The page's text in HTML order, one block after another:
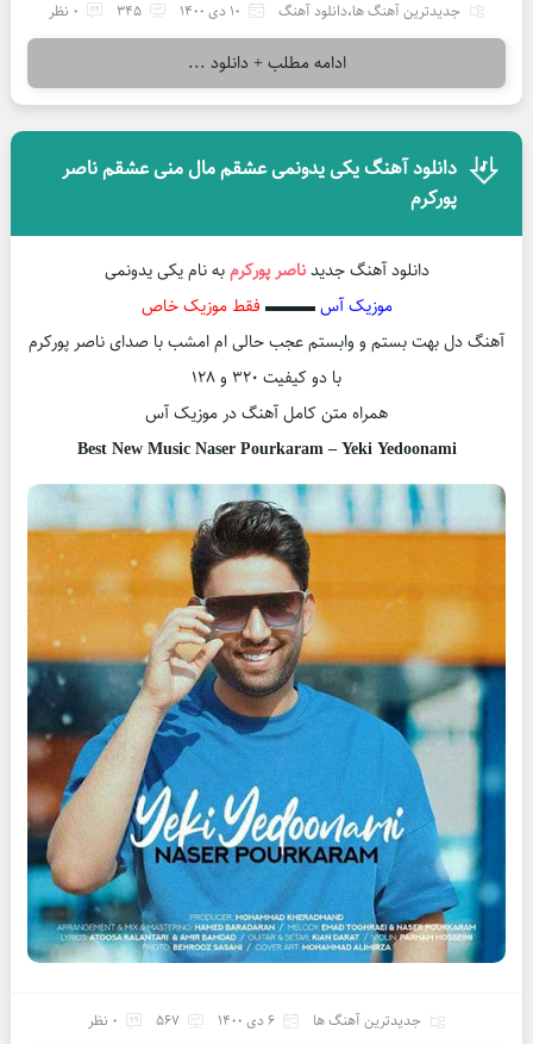
جدیدترین آهنگ ها،دانلود آهنگ 10 دی 1400 345 0 نظر
ادامه مطلب + دانلود ...
دانلود آهنگ یکی یدونمی عشقم مال منی عشقم ناصر
پورکرم
دانلود آهنگ جدیدناصر پورکرمبه نام یکی یدونمی
موزیک آس▬▬▬ فقط موزیک خاص
آهنگ دل بهت بستم و وابستم عجب حالی ام امشب با صدای ناصر پورکرم
با دو کیفیت 320 و 128
همراه متن کامل آهنگ در موزیک آس
Best New Music Naser Pourkaram – Yeki Yedoonami
جدیدترین آهنگ ها 6 دی 1400 567 0 نظر